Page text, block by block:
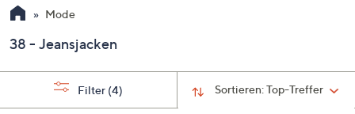
Sie
Pfeiltasten
nach
und
Mode
38 - Jeansjacken
Sortieren:Top-Treffer
Filter (4)